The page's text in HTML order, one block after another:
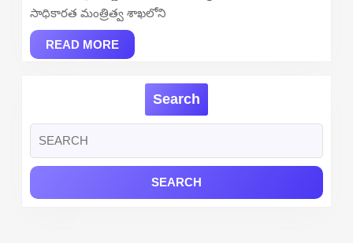
సాధికారత మంత్రిత్వ శాఖలోని
READ MOREREAD
MORE
Search
for: